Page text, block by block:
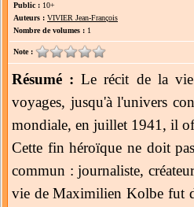
Public : 10+
Auteurs : VIVIER Jean-François
Nombre de volumes : 1
Note :
Résumé : Le récit de la vie
voyages, jusqu'à l'univers
mondiale, en juillet 1941, il
Cette fin héroïque ne doit
commun : journaliste,
vie de Maximilien Kolbe fut